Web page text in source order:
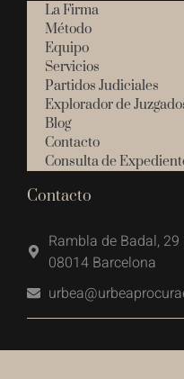
La Firma
Método
Equipo
Servicios
Partidos Judiciales
Explorador de
Blog
Contacto
Consulta de
Contacto
Rambla de Badal,
08014 Barcelona